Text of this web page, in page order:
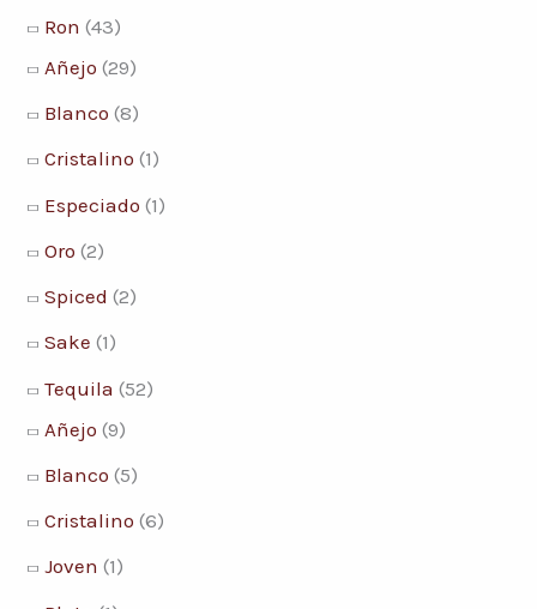
Ron (43)
Añejo (29)
Blanco (8)
Cristalino (1)
Especiado (1)
Oro (2)
Spiced (2)
Sake (1)
Tequila (52)
Añejo (9)
Blanco (5)
Cristalino (6)
Joven (1)